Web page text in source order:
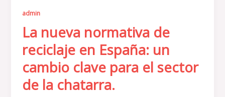
admin
La nueva normativa de
reciclaje en España: un
cambio clave para el sector
de la chatarra.
el
sector
de
chatarra.